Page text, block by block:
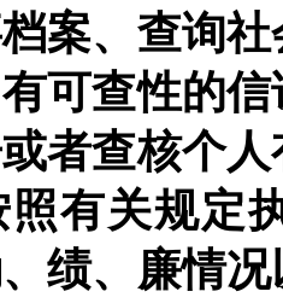
案、查询
可查性的
者查核个
有关规定
绩、廉情